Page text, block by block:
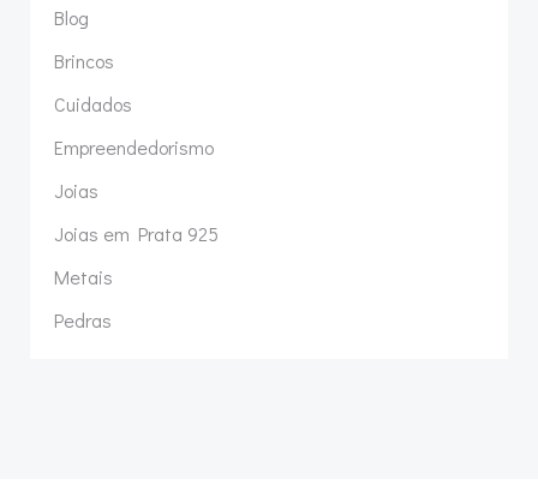
Blog
Brincos
Cuidados
Empreendedorismo
Joias
Joias em Prata 925
Metais
Pedras